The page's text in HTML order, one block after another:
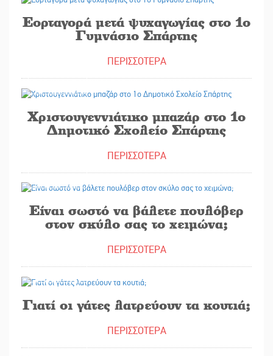
Εορταγορά μετά ψυχαγωγίας στο 1ο
Γυμνάσιο Σπάρτης
ΠΕΡΙΣΣΟΤΕΡΑ
Χριστουγεννιάτικο μπαζάρ στο 1ο
Δημοτικό Σχολείο Σπάρτης
ΠΕΡΙΣΣΟΤΕΡΑ
Είναι σωστό να βάλετε πουλόβερ
στον σκύλο σας το χειμώνα;
ΠΕΡΙΣΣΟΤΕΡΑ
Γιατί οι γάτες λατρεύουν τα κουτιά;
ΠΕΡΙΣΣΟΤΕΡΑ